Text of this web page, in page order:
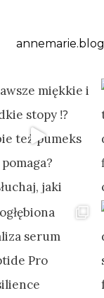
annemarie.blog